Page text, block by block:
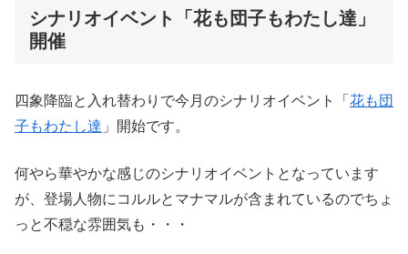
シナリオイベント「花も団子もわたし達」
開催
四象降臨と入れ替わりで今月のシナリオイベント「 花も団
子もわたし達 」開始です。
何やら華やかな感じのシナリオイベントとなっています
が、登場人物にコルルとマナマルが含まれているのでちょ
っと不穏な雰囲気も・・・